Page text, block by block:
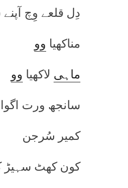
دِل قلعے وِچ
مناکھیا وو
ماہی لاکھیا وو
سانجھ ورت
کمیر سُرجن
کون کھٹ سہیڑ